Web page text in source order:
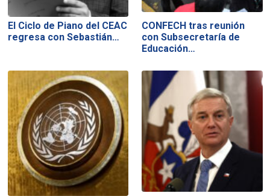
El Ciclo de Piano del CEAC
regresa con Sebastián…
CONFECH tras reunión
con Subsecretaría de
Educación…